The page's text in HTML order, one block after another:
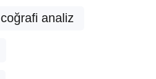
coğrafi analiz